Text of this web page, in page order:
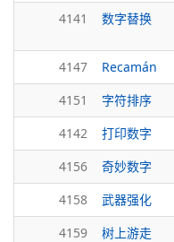
4141 数字替换
4147 Recamán
4151 字符排序
4142 打印数字
4156 奇妙数字
4158 武器强化
4159 树上游走